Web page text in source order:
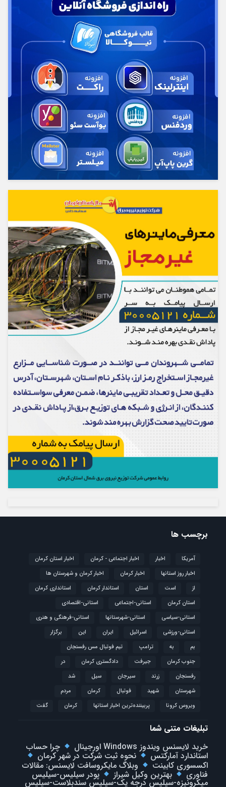
برچسب ها
آمریکا اخبار اخبار اجتماعی - کرمان
اخبار استان کرمان
اخبار روز استانها
اخبار کرمان
اخبار کرمان و شهرستان ها
از
است استان استاندار کرمان
استانداری کرمان
استان کرمان
استانی-اجتماعی
استانی-اقتصادی
استانی-سیاسی
استانی-شهرستانها
استانی-فرهنگی و هنری
استانی-ورزشی
اسرائیل ایران این
برگزار
بم
به ترامپ
تیم فوتبال مس رفسنجان
جنوب کرمان
جیرفت دادگستری کرمان
در
رفسنجان
زرند سیرجان سیل
شد
شهرستان
شهید فوتبال كرمان
مردم
ویروس کرونا
پربیننده‌ترین اخبار استانها کرمان گفت
تبلیغات متنی شما
خرید لایسنس ویندوز Windows اورجینال
چرا حساب
استاندارد آمارکتس نحوه ثبت شرکت در شهر کرمان
اکسسوری کابینت وبلاگ مایکروسافت لایسنس: مقالات
فناوری بهترین وکیل شیراز پودر سیلیس-سیلیس
میکرونیزه-سیلیس درجه یک-سیلیس سندبلاست-سیلیس